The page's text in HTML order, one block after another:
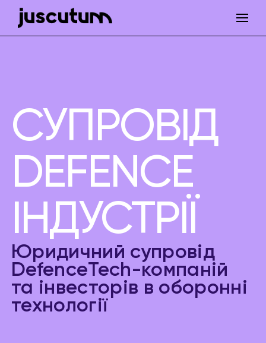
СУПРОВІД
DEFENCE
ІНДУСТРІЇ
Юридичний супровід
DefenceTech-компаній
та інвесторів в оборонні
технології